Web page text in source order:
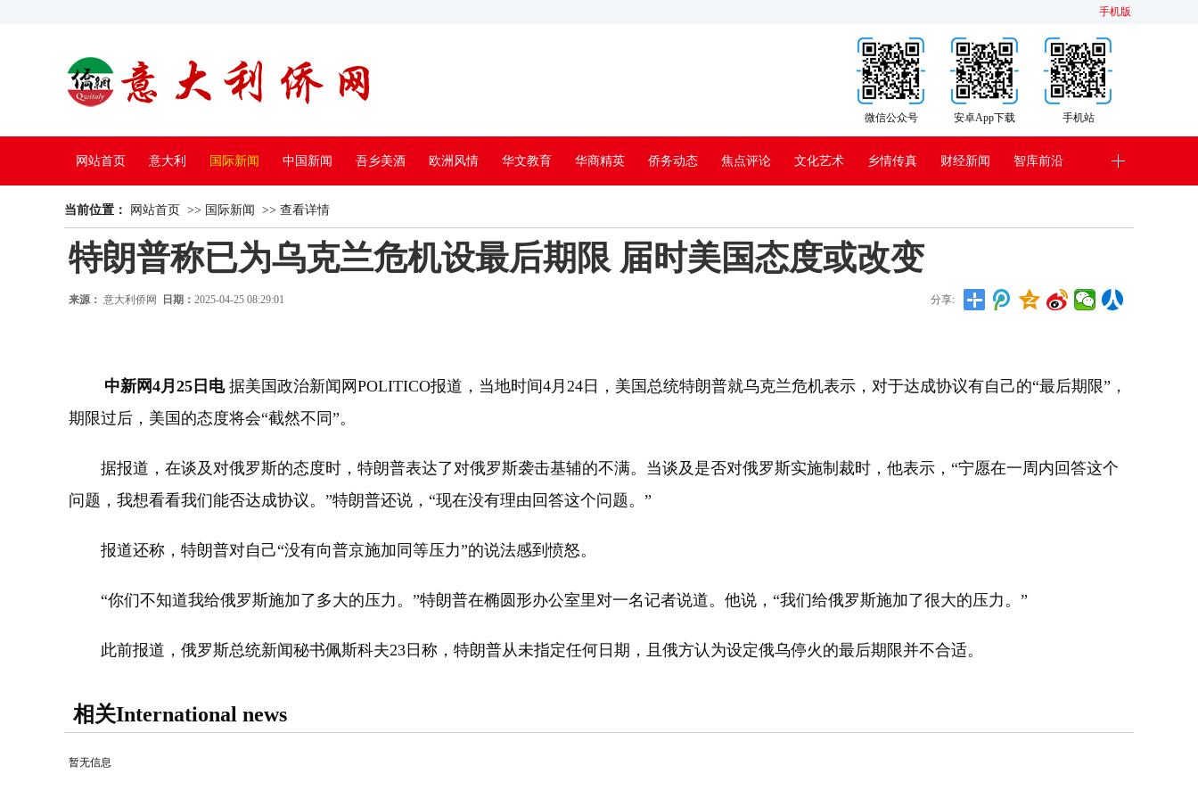
手机版
手机站
安卓App下载
微信公众号
网站首页 意大利 国际新闻 中国新闻 吾乡美酒 欧洲风情 华文教育 华商精英 侨务动态 焦点评论 文化艺术 乡情传真 财经新闻 智库前沿
中国电视
当前位置： 网站首页 >> 国际新闻 >> 查看详情
特朗普称已为乌克兰危机设最后期限 届时美国态度或改变
来源： 意大利侨网 日期： 2025-04-25 08:29:01 分享:
中新网4月25日电据美国政治新闻网POLITICO报道，当地时间4月24日，美国总统特朗普就乌克兰危机表示，对于达成协议有自己的“最后期限”，
期限过后，美国的态度将会“截然不同”。
据报道，在谈及对俄罗斯的态度时，特朗普表达了对俄罗斯袭击基辅的不满。当谈及是否对俄罗斯实施制裁时，他表示，“宁愿在一周内回答这个
问题，我想看看我们能否达成协议。”特朗普还说，“现在没有理由回答这个问题。”
报道还称，特朗普对自己“没有向普京施加同等压力”的说法感到愤怒。
“你们不知道我给俄罗斯施加了多大的压力。”特朗普在椭圆形办公室里对一名记者说道。他说，“我们给俄罗斯施加了很大的压力。”
此前报道，俄罗斯总统新闻秘书佩斯科夫23日称，特朗普从未指定任何日期，且俄方认为设定俄乌停火的最后期限并不合适。
相关International news
暂无信息